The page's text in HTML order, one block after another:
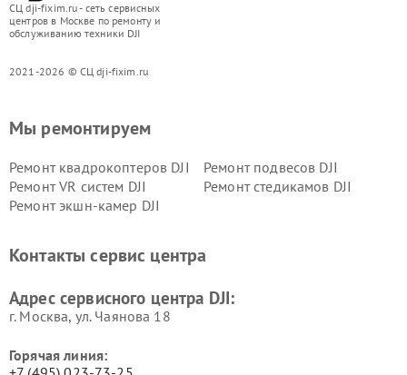
СЦ dji-fixim.ru - сеть сервисных
центров в Москве по ремонту и
обслуживанию техники DJI
2021-2026 © СЦ dji-fixim.ru
Мы ремонтируем
Ремонт квадрокоптеров DJI
Ремонт подвесов DJI
Ремонт VR систем DJI
Ремонт стедикамов DJI
Ремонт экшн-камер DJI
Контакты сервис центра
Адрес сервисного центра DJI:
г. Москва, ул. Чаянова 18
Горячая линия: